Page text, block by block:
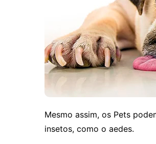
Mesmo assim, os Pets
insetos, como o aedes.